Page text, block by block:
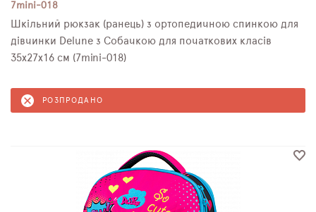
7mini-018
Шкільний рюкзак (ранець) з ортопедичною спинкою для
дівчинки Delune з Собачкою для початкових класів
35х27х16 см (7mini-018)
РОЗПРОДАНО